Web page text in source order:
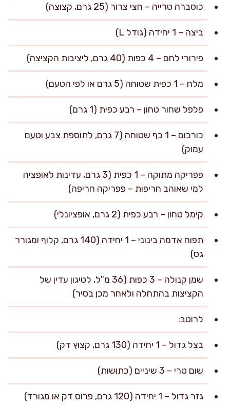
כוסברה טרייה – חצי צרור (25 גרם, קצוצה)
ביצה – 1 יחידה (גודל L)
פירורי לחם – 4 כפות (40 גרם, ליציבות הקציצה)
מלח – 1 כפית שטוחה (5 גרם או לפי הטעם)
פלפל שחור טחון – רבע כפית (1 גרם)
כורכום – 1 כף שטוחה (7 גרם, לתוספת צבע וטעם
עמוק)
פפריקה מתוקה – 1 כפית (3 גרם, עדינות לאופציה
למי שאוהב חריפות – פפריקה חריפה)
קימל טחון – רבע כפית (2 גרם, אופציונלי)
תפוח אדמה בינוני – 1 יחידה (140 גרם, קלוף ומגורר
גס)
שמן קנולה – 3 כפות (36 מ"ל, לטיגון עדין של
הקציצות בהתחלה ולאחר מכן בסיר)
לרוטב:
בצל גדול – 1 יחידה (130 גרם, קצוץ דק)
שום טרי – 3 שיניים (כתושות)
גזר גדול – 1 יחידה (120 גרם, פרוס דק או מגורד)